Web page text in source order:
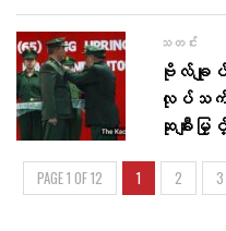
သတင်း
ဗိုလ်ချု
လုပ်သက်
ဆုချီးမြှ
PAGE 1 OF 12 1 2 3